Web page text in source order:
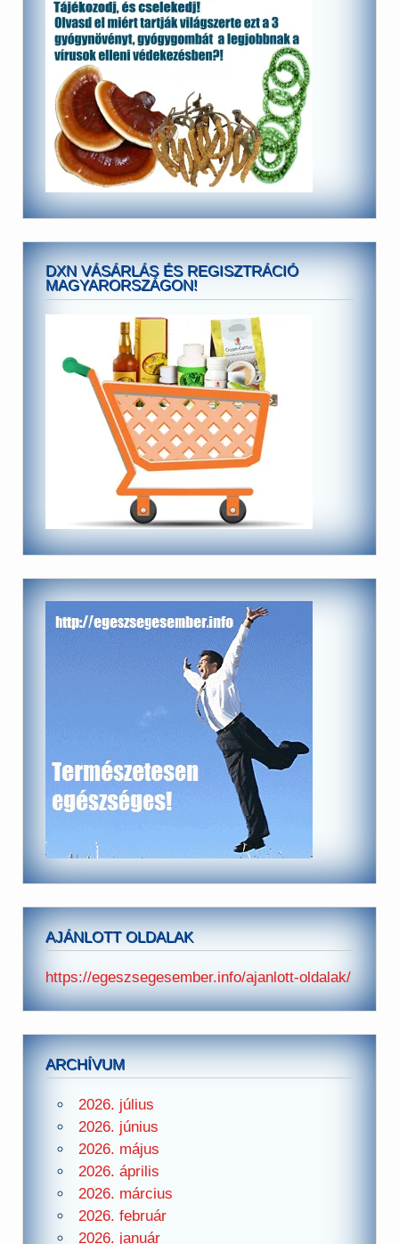
DXN VÁSÁRLÁS ÉS REGISZTRÁCIÓ
MAGYARORSZÁGON!
AJÁNLOTT OLDALAK
https://egeszsegesember.info/ajanlott-oldalak/
ARCHÍVUM
2026. július
2026. június
2026. május
2026. április
2026. március
2026. február
2026. január